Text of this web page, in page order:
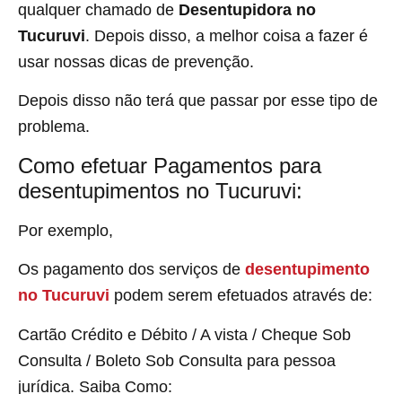
qualquer chamado de Desentupidora no
Tucuruvi. Depois disso, a melhor coisa a fazer é
usar nossas dicas de prevenção.
Depois disso não terá que passar por esse tipo de
problema.
Como efetuar Pagamentos para
desentupimentos no Tucuruvi:
Por exemplo,
Os pagamento dos serviços de desentupimento
no Tucuruvi podem serem efetuados através de:
Cartão Crédito e Débito / A vista / Cheque Sob
Consulta / Boleto Sob Consulta para pessoa
jurídica. Saiba Como: